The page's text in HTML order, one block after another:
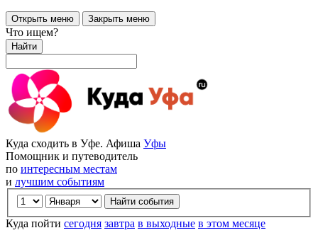
Открыть меню Закрыть меню
Что ищем?
Найти
Куда сходить в Уфе. Афиша Уфы
Помощник и путеводитель
по интересным местам
и лучшим событиям
Куда пойти сегодня завтра в выходные в этом месяце